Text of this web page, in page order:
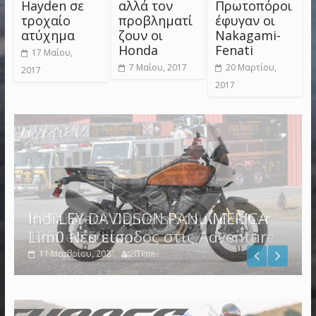
Hayden σε
τροχαίο
ατύχημα
17 Μαΐου,
2017
αλλά τον
προβληματί
ζουν οι
Honda
7 Μαΐου, 2017
Πρωτοπόροι
έφυγαν οι
Nakagami-
Fenati
20 Μαρτίου,
2017
HARLEY DAVIDSON PAN AMERICA
1250 Νέα είσοδος στις Adventure
4 Νοεμβρίου, 2021 BTime
Indian Jack Daniel’s Scout Bobber
Limited Edition
11 Μαρτίου, 2018 BTime